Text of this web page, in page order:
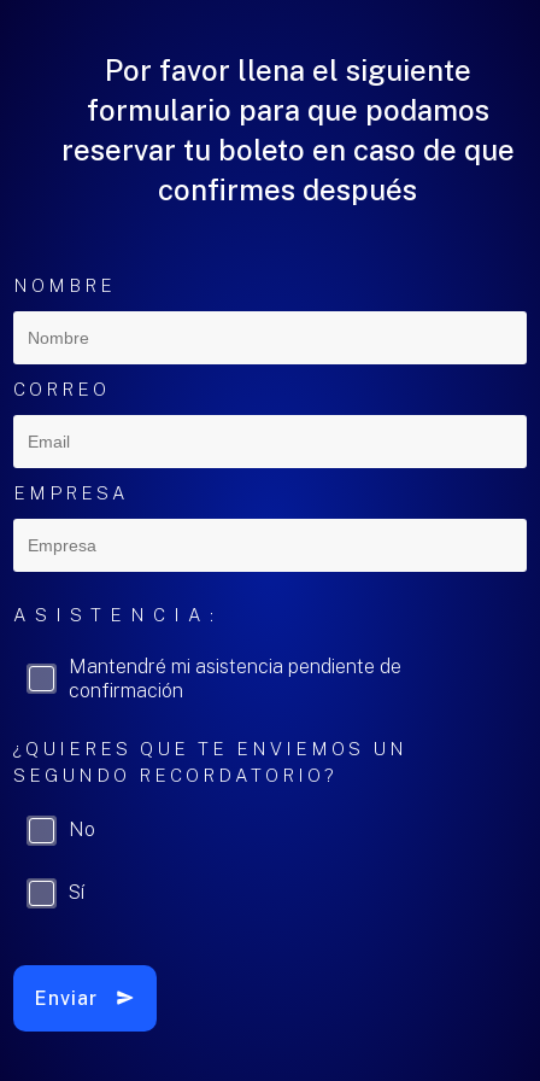
Por favor llena el siguiente
formulario para que podamos
reservar tu boleto en caso de que
confirmes después
NOMBRE
CORREO
EMPRESA
ASISTENCIA:
Mantendré mi asistencia pendiente de
confirmación
¿QUIERES QUE TE ENVIEMOS UN
SEGUNDO RECORDATORIO?
No
Sí
Enviar